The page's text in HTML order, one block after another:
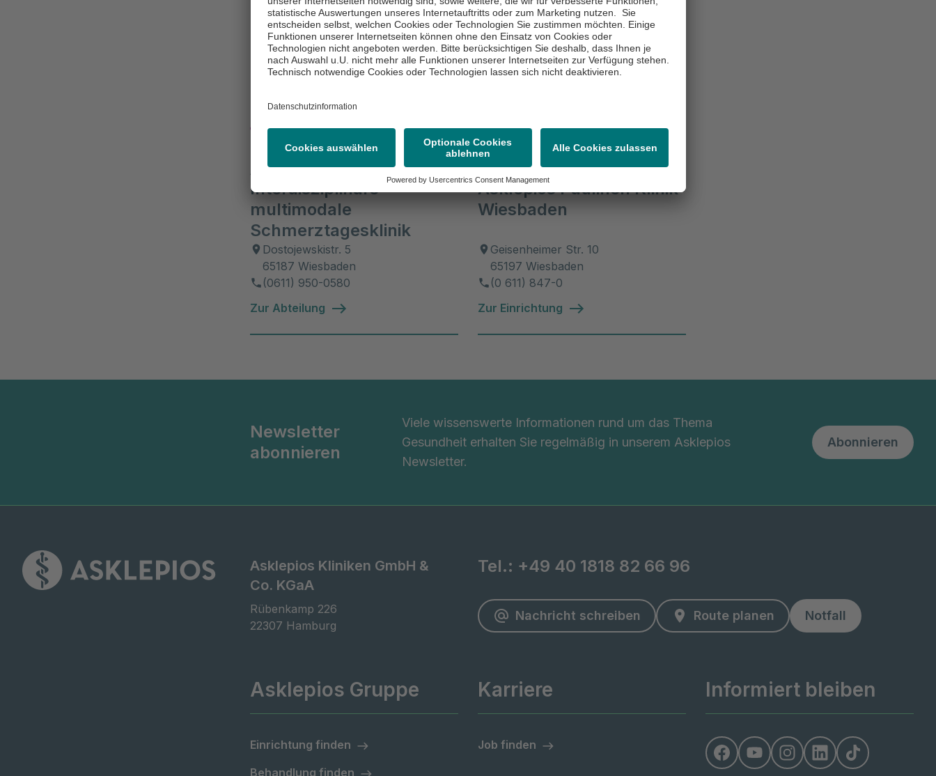
+49 (0) 611 95 00 5815
Kliniken
Asklepios Paulinen Klinik Wiesbaden
Interdisziplinäre
multimodale
Schmerztagesklinik
Dostojewskistr. 5
65187 Wiesbaden
(0611) 950-0580
Zur Abteilung
Asklepios Paulinen Klinik
Wiesbaden
Geisenheimer Str. 10
65197 Wiesbaden
(0 611) 847-0
Zur Einrichtung
Newsletter
abonnieren
Viele wissenswerte Informationen rund um das Thema
Gesundheit erhalten Sie regelmäßig in unserem Asklepios
Newsletter.
Abonnieren
Asklepios Kliniken GmbH &
Co. KGaA
Rübenkamp 226
22307 Hamburg
Tel.: +49 40 1818 82 66 96
Nachricht schreiben Route planen Notfall
Asklepios Gruppe
Einrichtung finden
Behandlung finden
Karriere
Job finden
Informiert bleiben